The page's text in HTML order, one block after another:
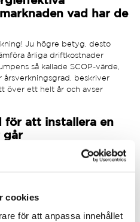
cookies
för att anpassa innehållet
vad har de
Ju högre betyg, desto
årliga driftkostnader
så kallade SCOP-värde,
årsverkningsgrad, beskriver
över ett helt år och avser
för att installera en
går
till?
hur en installation går till.